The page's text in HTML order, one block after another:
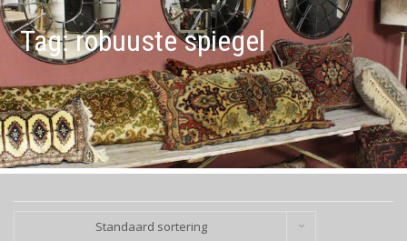
Tag:robuuste spiegel
Standaard sortering